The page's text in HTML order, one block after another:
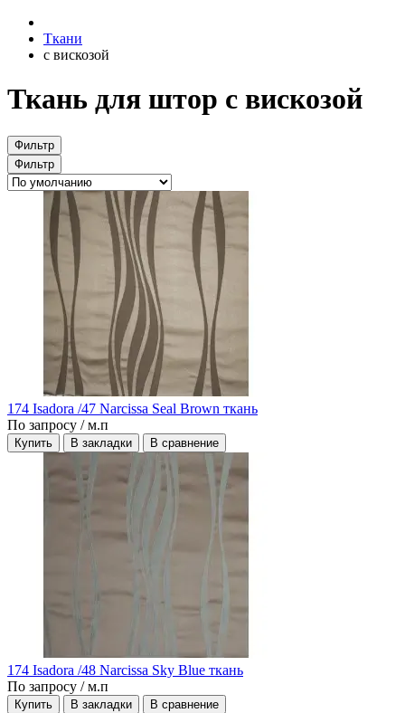
Ткани
с вискозой
Ткань для штор с вискозой
Фильтр
Фильтр
174 Isadora /47 Narcissa Seal Brown ткань
По запросу / м.п
Купить В закладки В сравнение
174 Isadora /48 Narcissa Sky Blue ткань
По запросу / м.п
Купить В закладки В сравнение